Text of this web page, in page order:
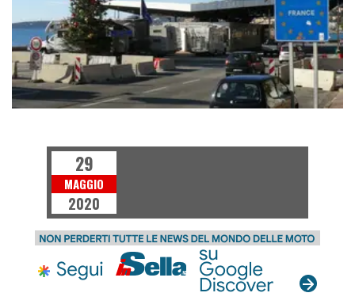
29
MAGGIO
2020